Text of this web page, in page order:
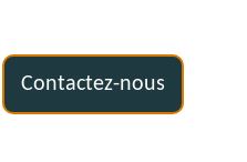
Contactez-nous